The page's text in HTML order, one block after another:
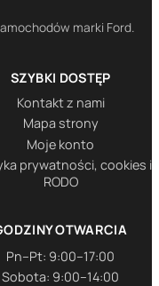
marki Ford.
SZYBKI DOSTĘP
Kontakt z nami
Mapa strony
Moje konto
prywatności, cookies i
RODO
OTWARCIA
Pn–Pt: 9:00–17:00
Sobota: 9:00–14:00